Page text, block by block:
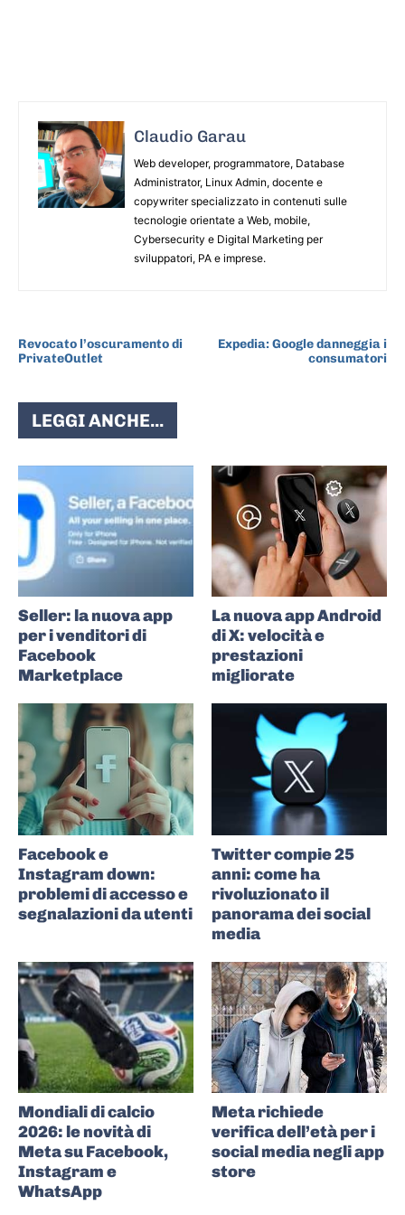
Claudio Garau
Web developer, programmatore, Database
Administrator, Linux Admin, docente e
copywriter specializzato in contenuti sulle
tecnologie orientate a Web, mobile,
Cybersecurity e Digital Marketing per
sviluppatori, PA e imprese.
Revocato l’oscuramento di
PrivateOutlet
Expedia: Google danneggia i
consumatori
LEGGI ANCHE...
Seller: la nuova app
per i venditori di
Facebook
Marketplace
La nuova app Android
di X: velocità e
prestazioni
migliorate
Facebook e
Instagram down:
problemi di accesso e
segnalazioni da utenti
Twitter compie 25
anni: come ha
rivoluzionato il
panorama dei social
media
Mondiali di calcio
2026: le novità di
Meta su Facebook,
Instagram e
WhatsApp
Meta richiede
verifica dell’età per i
social media negli app
store